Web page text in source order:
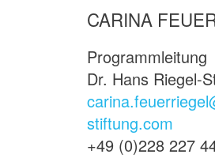
CARINA
Programmleitung
Dr. Hans Riegel-
stiftung.com
+49 (0)228 227